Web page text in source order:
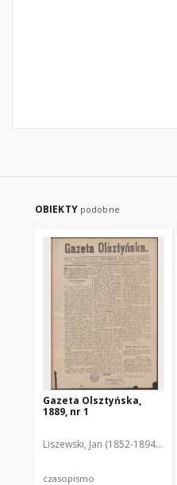
OBIEKTY podobne
Gazeta Olsztyńska,
1889, nr 1
Liszewski, Jan (1852-1894). Red.
czasopismo